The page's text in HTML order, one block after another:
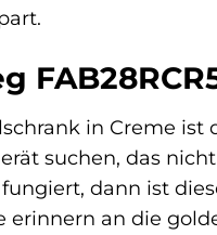
in Creme
suchen, das
dann ist
an die